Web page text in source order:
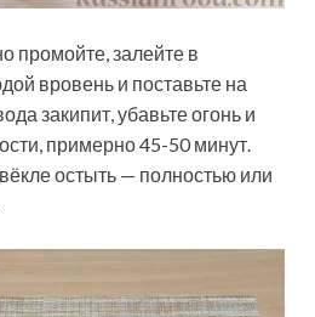
промойте, залейте в
вровень и поставьте на
закипит, убавьте огонь и
примерно 45-50 минут.
остыть — полностью или